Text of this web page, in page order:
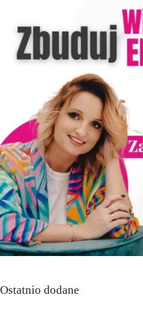
Ostatnio dodane